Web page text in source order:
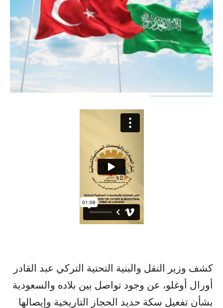
كشف وزير النقل والبنية التحتية التركي عبد القادر
أورال أوغلو، عن وجود تواصل بين بلاده والسعودية
بشأن تفعيل سكة حديد الحجاز التاريخية وإيصالها